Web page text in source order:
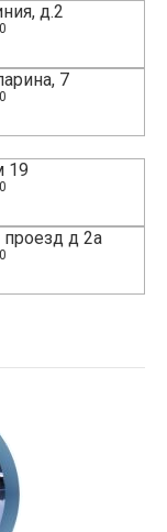
д.2
7
19
д 2а